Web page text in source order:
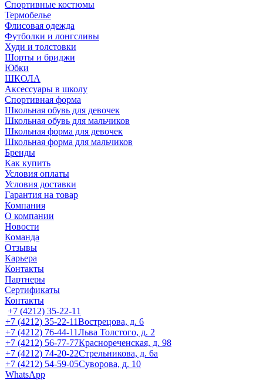
Спортивные костюмы
Термобелье
Флисовая одежда
Футболки и лонгсливы
Худи и толстовки
Шорты и бриджи
Юбки
ШКОЛА
Аксессуары в школу
Спортивная форма
Школьная обувь для девочек
Школьная обувь для мальчиков
Школьная форма для девочек
Школьная форма для мальчиков
Бренды
Как купить
Условия оплаты
Условия доставки
Гарантия на товар
Компания
О компании
Новости
Команда
Отзывы
Карьера
Контакты
Партнеры
Сертификаты
Контакты
+7 (4212) 35-22-11
+7 (4212) 35-22-11Вострецова, д. 6
+7 (4212) 76-44-11Льва Толстого, д. 2
+7 (4212) 56-77-77Краснореченская, д. 98
+7 (4212) 74-20-22Стрельникова, д. 6а
+7 (4212) 54-59-05Суворова, д. 10
WhatsApp